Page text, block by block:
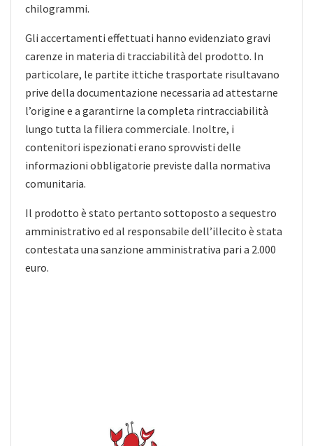
chilogrammi.
Gli accertamenti effettuati hanno evidenziato gravi
carenze in materia di tracciabilità del prodotto. In
particolare, le partite ittiche trasportate risultavano
prive della documentazione necessaria ad attestarne
l’origine e a garantirne la completa rintracciabilità
lungo tutta la filiera commerciale. Inoltre, i
contenitori ispezionati erano sprovvisti delle
informazioni obbligatorie previste dalla normativa
comunitaria.
Il prodotto è stato pertanto sottoposto a sequestro
amministrativo ed al responsabile dell’illecito è stata
contestata una sanzione amministrativa pari a 2.000
euro.